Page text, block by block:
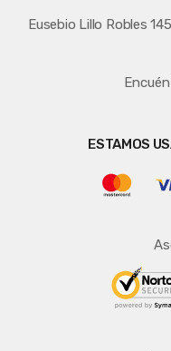
Eusebio Lillo Robles
ESTAMOS